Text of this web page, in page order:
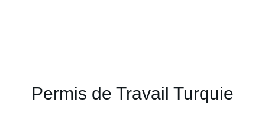
Permis de
Permis de Travail Turquie